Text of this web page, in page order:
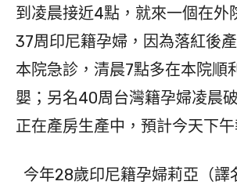
到凌晨接近4點，就來一個在外
37周印尼籍孕婦，因為落紅後
本院急診，清晨7點多在本院順
嬰；另名40周台灣籍孕婦凌晨
正在產房生產中，預計今天下午
今年28歲印尼籍孕婦莉亞（譯